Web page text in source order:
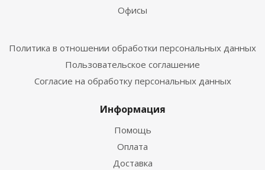
Офисы
Политика в отношении обработки персональных данных
Пользовательское соглашение
Согласие на обработку персональных данных
Информация
Помощь
Оплата
Доставка